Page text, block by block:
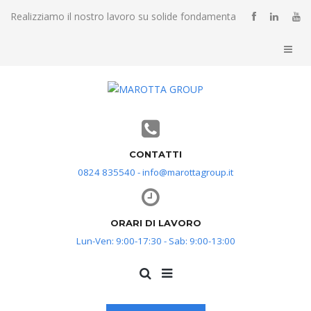
Realizziamo il nostro lavoro su solide fondamenta
CONTATTI
0824 835540 - info@marottagroup.it
ORARI DI LAVORO
Lun-Ven: 9:00-17:30 - Sab: 9:00-13:00